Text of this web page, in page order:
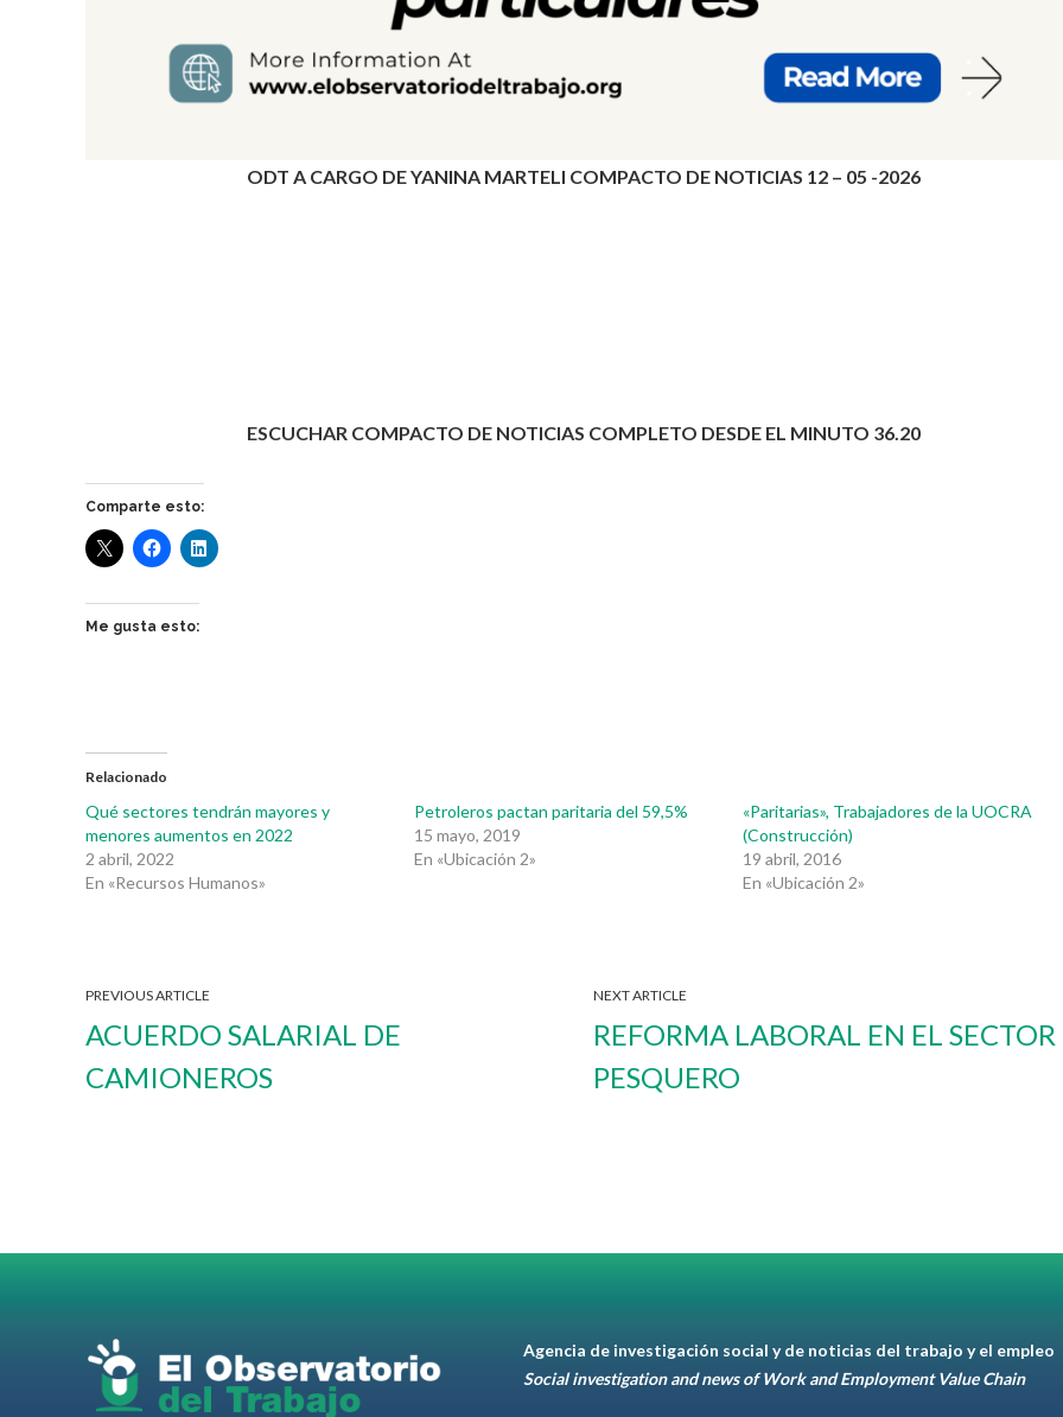
ODT A CARGO DE YANINA MARTELI COMPACTO DE NOTICIAS 12 – 05 -2026
ESCUCHAR COMPACTO DE NOTICIAS COMPLETO DESDE EL MINUTO 36.20
Comparte esto:
Me gusta esto:
Relacionado
Qué sectores tendrán mayores y
menores aumentos en 2022
2 abril, 2022
En «Recursos Humanos»
Petroleros pactan paritaria del 59,5%
15 mayo, 2019
En «Ubicación 2»
«Paritarias», Trabajadores de la UOCRA
(Construcción)
19 abril, 2016
En «Ubicación 2»
PREVIOUS ARTICLE
ACUERDO SALARIAL DE
CAMIONEROS
NEXT ARTICLE
REFORMA LABORAL EN EL SECTOR
PESQUERO
Agencia de investigación social y de noticias del trabajo y el empleo
Social investigation and news of Work and Employment Value Chain